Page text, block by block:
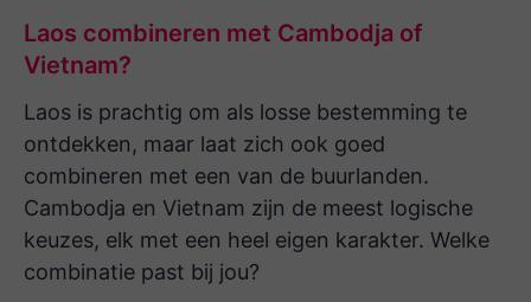
boeken!
Laos combineren met Cambodja of
Vietnam?
Laos is prachtig om als losse bestemming te
ontdekken, maar laat zich ook goed
combineren met een van de buurlanden.
Cambodja en Vietnam zijn de meest logische
keuzes, elk met een heel eigen karakter. Welke
combinatie past bij jou?